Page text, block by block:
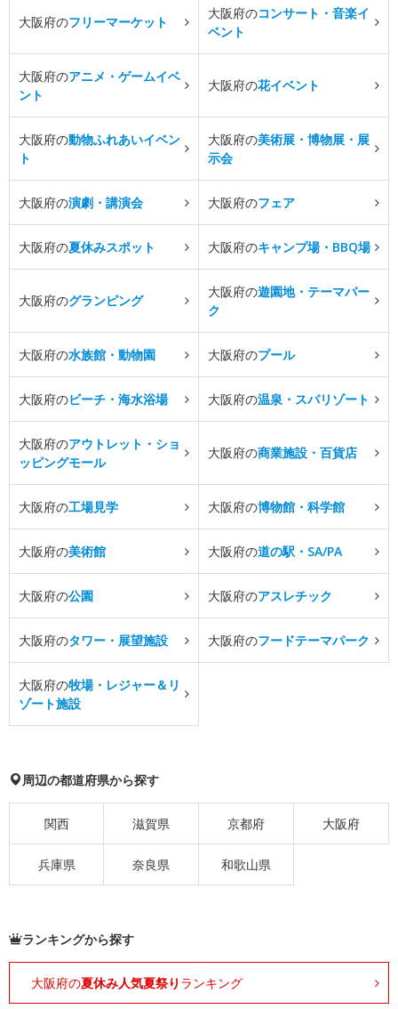
大阪府のフリーマーケット
大阪府のコンサート・音楽イ
ベント
大阪府のアニメ・ゲームイベ
ント
大阪府の花イベント
大阪府の動物ふれあいイベン
ト
大阪府の美術展・博物展・展
示会
大阪府の演劇・講演会 大阪府のフェア
大阪府の夏休みスポット 大阪府のキャンプ場・BBQ場
大阪府のグランピング
大阪府の遊園地・テーマパー
ク
大阪府の水族館・動物園 大阪府のプール
大阪府のビーチ・海水浴場 大阪府の温泉・スパリゾート
大阪府のアウトレット・ショ
ッピングモール
大阪府の商業施設・百貨店
大阪府の工場見学 大阪府の博物館・科学館
大阪府の美術館 大阪府の道の駅・SA/PA
大阪府の公園 大阪府のアスレチック
大阪府のタワー・展望施設 大阪府のフードテーマパーク
大阪府の牧場・レジャー＆リ
ゾート施設
周辺の都道府県から探す
関西 滋賀県 京都府 大阪府
兵庫県 奈良県 和歌山県
ランキングから探す
大阪府の夏休み人気夏祭り ランキング